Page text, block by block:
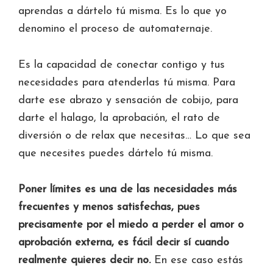
aprendas a dártelo tú misma. Es lo que yo
denomino el proceso de automaternaje.
Es la capacidad de conectar contigo y tus
necesidades para atenderlas tú misma. Para
darte ese abrazo y sensación de cobijo, para
darte el halago, la aprobación, el rato de
diversión o de relax que necesitas… Lo que sea
que necesites puedes dártelo tú misma.
Poner límites es una de las necesidades más
frecuentes y menos satisfechas, pues
precisamente por el miedo a perder el amor o
aprobación externa, es fácil decir sí cuando
realmente quieres decir no. En ese caso estás